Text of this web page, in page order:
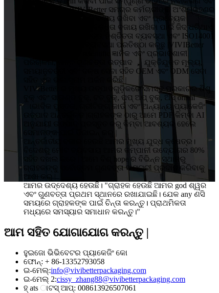
ସଂସ୍କାର କରିବ |VIVIBetter ସମଗ୍ର କର୍ମଚାରୀଙ୍କ ଅଂଶଗ୍ରହଣର
ଗୁଣାତ୍ମକ ନୀତି, ଉନ୍ନତି ବଜାୟ ରଖିବା ଏବଂ ପ୍ରତ୍ୟେକ
ଗ୍ରାହକଙ୍କ ପାଇଁ ପ୍ରତିବଦ୍ଧତା ବଜାୟ ରଖିବା ପାଇଁ ଜିଦ୍ ଧରିଥାଏ
|ଆମେ ISO9001 ଗୁଣବତ୍ତା ନିଶ୍ଚିତତା ବ୍ୟବସ୍ଥା ଏବଂ ISO14001
ପରିବେଶ ପରିଚାଳନା ବ୍ୟବସ୍ଥା ପ୍ରତିଷ୍ଠା କରୁଛୁ |VIVIBetter
ଗ୍ରାହକଙ୍କ ଠାରୁ ବ scientific ଜ୍ଞାନିକ ଏବଂ ପ୍ରଭାବଶାଳୀ
ପରିଚାଳନା, ଉଚ୍ଚ ଗୁଣବତ୍ତା ଉତ୍ପାଦ ， ଯୁକ୍ତିଯୁକ୍ତ ମୂଲ୍ୟ,
ସମୟାନୁବର୍ତ୍ତୀ ଏବଂ ଦକ୍ଷ ସେବା ସହିତ OEM ଏବଂ ODM ସେବା
ସହିତ ଏକ ଭଲ ସୁନାମ ଅର୍ଜନ କରିଛି |
VIVIBetter ର ମୁଖ୍ୟ ଉତ୍ପାଦଗୁଡ଼ିକରେ ସମସ୍ତ ପ୍ରକାରର ଶିଶୁ
ବୁକ୍ ଏବଂ ସାଉଣ୍ଡ ବୁକ୍, ଟଚ୍ ବୁକ୍, ପପ୍ ଅପ୍ ବୁକ୍, ଅସ୍ ormal
ାଭାବିକ ପୁସ୍ତକ, ଗ୍ରୀଟିଙ୍ଗ୍ କାର୍ଡ ଏବଂ ଅନ୍ୟାନ୍ୟ ପ୍ୟାକେଜିଂ
ଉତ୍ପାଦ ଅନ୍ତର୍ଭୁକ୍ତ |ଗ୍ରାହକଙ୍କ ଠାରୁ ଆମେ PDF କିମ୍ବା AI
ଅନୁଯାୟୀ ଉତ୍ପାଦ ପ୍ରସ୍ତୁତ କରୁ କିମ୍ବା ଆବଶ୍ୟକ ହେଲେ
ସେମାନଙ୍କ ପାଇଁ ଡିଜାଇନ୍ କରୁ |
ଆନ୍ତର୍ଜାତୀୟ ବଜାର ହେଉଛି ଆମର ମୁଖ୍ୟ ଯୁଦ୍ଧ କ୍ଷେତ୍ର।
ବିଦେଶରୁ ମୋଟ ବ୍ୟବସାୟ ଆମର କମ୍ପାନୀ ଉଦ୍ୟୋଗର 80%
ସହିତ ଦଖଲ କରେ | ଆମେ ବିଶ୍ hope ର ବିଭିନ୍ନ ସ୍ଥାନରୁ
ଗ୍ରାହକଙ୍କୁ ସର୍ବୋତ୍ତମ ଗୁଣବତ୍ତା ସାମଗ୍ରୀ ପ୍ରଦାନ କରିବାକୁ
ଆମର ଉଦ୍ଦେଶ୍ୟ ହେଉଛି। "ଗ୍ରାହକ ହେଉଛି ଆମର god ଶ୍ୱର
ଏବଂ ଗୁଣବତ୍ତା ପ୍ରଥମ ସ୍ଥାନରେ ରଖାଯାଇଛି। ଯେକ any ଣସି
ସମୟରେ ଗ୍ରାହକଙ୍କ ପାଇଁ ଚିନ୍ତା କରନ୍ତୁ। ପ୍ରାଥମିକତା
ମଧ୍ୟରେ ସମସ୍ୟାର ସମାଧାନ କରନ୍ତୁ।"
ଆମ ସହିତ ଯୋଗାଯୋଗ କରନ୍ତୁ |
ହୁଇଜୋ ଭିଭିବେଟର ପ୍ୟାକେଜିଂ କୋ
ଫୋନ୍: + 86-13352793058
ଇ-ମେଲ୍:info@vivibetterpackaging.com
ଇ-ମେଲ୍ 2:cissy_zhang88@vivibetterpackaging.com
ହ୍ ats ାଟସ୍ ଆପ୍: 008613926507061